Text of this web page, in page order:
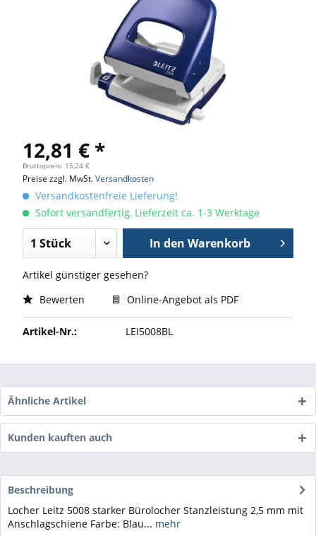
12,81 € *
Bruttopreis: 15,24 €
Preise zzgl. MwSt.Versandkosten
Versandkostenfreie Lieferung!
Sofort versandfertig, Lieferzeit ca. 1-3 Werktage
In den Warenkorb
Artikel günstiger gesehen?
Bewerten
Online-Angebot als PDF
Artikel-Nr.: LEI5008BL
Ähnliche Artikel
Kunden kauften auch
Beschreibung
Locher Leitz 5008 starker Bürolocher Stanzleistung 2,5 mm mit
Anschlagschiene Farbe: Blau... mehr